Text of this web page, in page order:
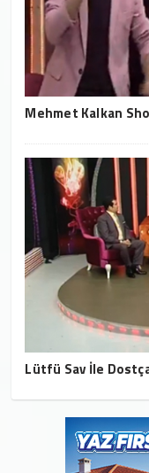
Mehmet Kalkan
Lütfü Sav İle